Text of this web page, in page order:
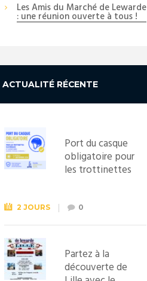
Les Amis du Marché de Lewarde
: une réunion ouverte à tous !
ACTUALITÉ RÉCENTE
Port du casque
obligatoire pour
les trottinettes
septembre
2026
2 JOURS 0
Partez à la
découverte de